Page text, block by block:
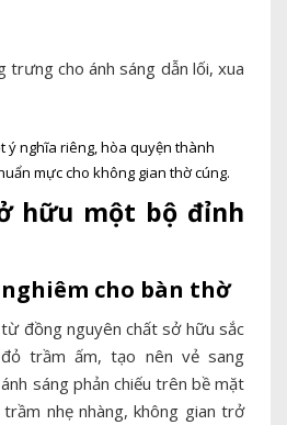
trưng cho ánh sáng dẫn lối, xua
ý nghĩa riêng, hòa quyện thành
mực cho không gian thờ cúng.
hữu một bộ đỉnh
cho bàn thờ
đồng nguyên chất sở hữu sắc
trầm ấm, tạo nên vẻ sang
sáng phản chiếu trên bề mặt
nhẹ nhàng, không gian trở